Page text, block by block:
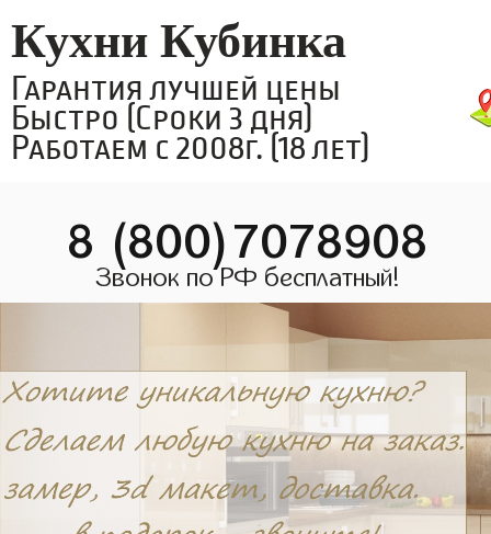
Кухни Кубинка
Гарантия лучшей цены
Быстро (Сроки 3 дня)
Работаем с 2008г. (18 лет)
8 (800)7078908
Звонок по РФ бесплатный!